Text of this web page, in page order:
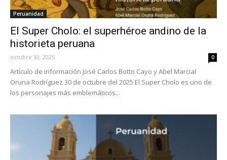
Peruanidad
El Super Cholo: el superhéroe andino de la
historieta peruana
octubre 30, 2025 0
Artículo de información José Carlos Botto Cayo y Abel Marcial
Oruna Rodríguez 30 de octubre del 2025 El Super Cholo es uno de
los personajes más emblemáticos...